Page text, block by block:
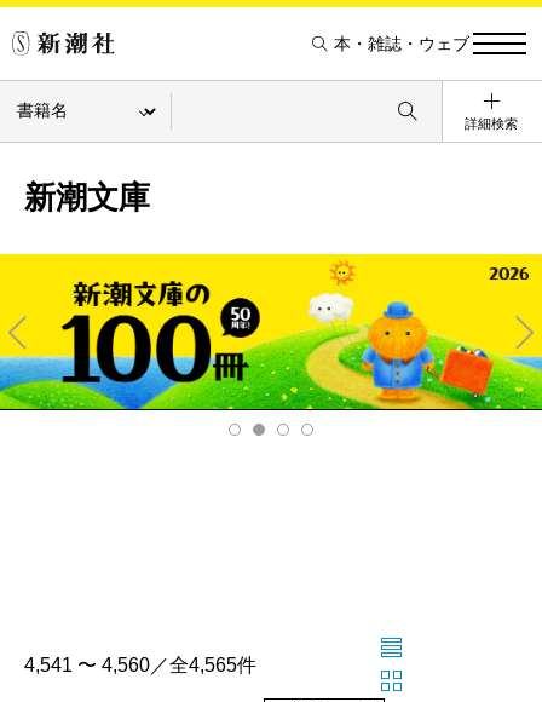
本・雑誌・ウェブ
詳細検索
新潮文庫
Pre
v
Ne
xt
4,541 〜 4,560／全4,565件